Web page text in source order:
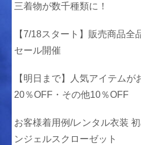
三着物が数千種類に！
【7/18スタート】販売商品
セール開催
【明日まで】人気アイテムが
20％OFF・その他10％OFF
お客様着用例/レンタル衣装
ンジェルスクローゼット